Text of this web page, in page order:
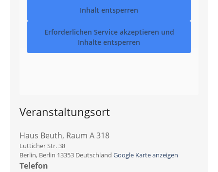
Veranstaltungsort
Haus Beuth, Raum A 318
Lütticher Str. 38
Berlin, Berlin 13353 Deutschland Google Karte anzeigen
Telefon
Inhalt entsperren
Erforderlichen Service akzeptieren und
Inhalte entsperren